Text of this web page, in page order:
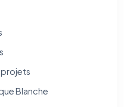
Blanche